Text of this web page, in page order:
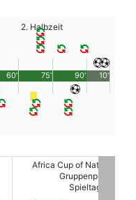
2. Halbzeit
90'
60' 75' 10'
Africa Cup of Nations
Gruppenphase
Spieltag 1